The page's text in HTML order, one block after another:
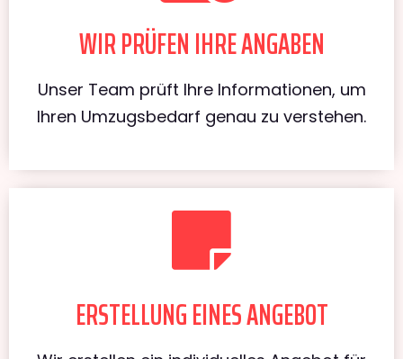
WIR PRÜFEN IHRE ANGABEN
Unser Team prüft Ihre Informationen, um
Ihren Umzugsbedarf genau zu verstehen.
ERSTELLUNG EINES ANGEBOT